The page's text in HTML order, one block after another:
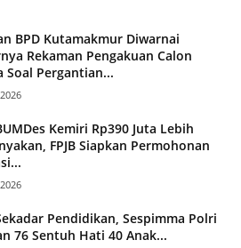
BPD Kutamakmur Diwarnai
Rekaman Pengakuan Calon
Soal Pergantian...
Kemiri Rp390 Juta Lebih
FPJB Siapkan Permohonan
Pendidikan, Sespimma Polri
76 Sentuh Hati 40 Anak...